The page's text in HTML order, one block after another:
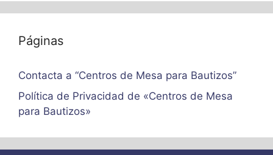
Páginas
Contacta a “Centros de Mesa para Bautizos”
Política de Privacidad de «Centros de Mesa
para Bautizos»